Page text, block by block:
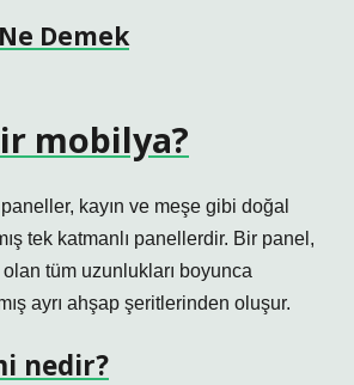
Demek
mobilya?
kayın ve meşe gibi doğal
tek katmanlı panellerdir. Bir panel,
tüm uzunlukları boyunca
ayrı ahşap şeritlerinden oluşur.
nedir?